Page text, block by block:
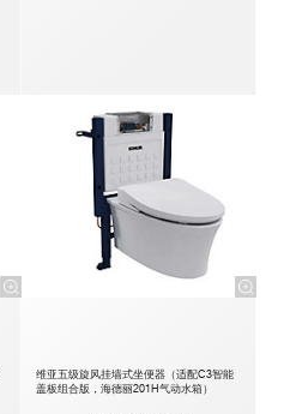
维亚五级旋风挂墙式坐便器（适配C3智能
盖板组合版，海德丽201H气动水箱）